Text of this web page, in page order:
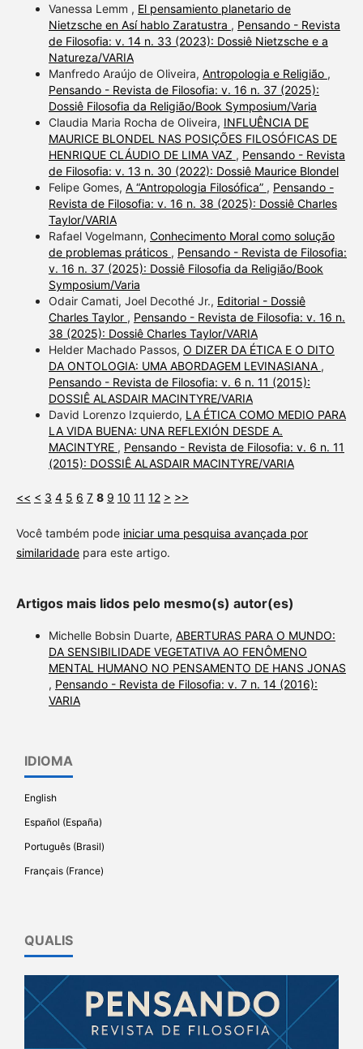
Vanessa Lemm , El pensamiento planetario de
Nietzsche en Así hablo Zaratustra , Pensando - Revista
de Filosofia: v. 14 n. 33 (2023): Dossiê Nietzsche e a
Natureza/VARIA
Manfredo Araújo de Oliveira, Antropologia e Religião ,
Pensando - Revista de Filosofia: v. 16 n. 37 (2025):
Dossiê Filosofia da Religião/Book Symposium/Varia
Claudia Maria Rocha de Oliveira, INFLUÊNCIA DE
MAURICE BLONDEL NAS POSIÇÕES FILOSÓFICAS DE
HENRIQUE CLÁUDIO DE LIMA VAZ , Pensando - Revista
de Filosofia: v. 13 n. 30 (2022): Dossiê Maurice Blondel
Felipe Gomes, A “Antropologia Filosófica” , Pensando -
Revista de Filosofia: v. 16 n. 38 (2025): Dossiê Charles
Taylor/VARIA
Rafael Vogelmann, Conhecimento Moral como solução
de problemas práticos , Pensando - Revista de Filosofia:
v. 16 n. 37 (2025): Dossiê Filosofia da Religião/Book
Symposium/Varia
Odair Camati, Joel Decothé Jr., Editorial - Dossiê
Charles Taylor , Pensando - Revista de Filosofia: v. 16 n.
38 (2025): Dossiê Charles Taylor/VARIA
Helder Machado Passos, O DIZER DA ÉTICA E O DITO
DA ONTOLOGIA: UMA ABORDAGEM LEVINASIANA ,
Pensando - Revista de Filosofia: v. 6 n. 11 (2015):
DOSSIÊ ALASDAIR MACINTYRE/VARIA
David Lorenzo Izquierdo, LA ÉTICA COMO MEDIO PARA
LA VIDA BUENA: UNA REFLEXIÓN DESDE A.
MACINTYRE , Pensando - Revista de Filosofia: v. 6 n. 11
(2015): DOSSIÊ ALASDAIR MACINTYRE/VARIA
<< < 3 4 5 6 7 8 9 10 11 12 > >>
Você também pode iniciar uma pesquisa avançada por
similaridadepara este artigo.
Artigos mais lidos pelo mesmo(s) autor(es)
Michelle Bobsin Duarte, ABERTURAS PARA O MUNDO:
DA SENSIBILIDADE VEGETATIVA AO FENÔMENO
MENTAL HUMANO NO PENSAMENTO DE HANS JONAS
, Pensando - Revista de Filosofia: v. 7 n. 14 (2016):
VARIA
IDIOMA
English
Español (España)
Português (Brasil)
Français (France)
QUALIS